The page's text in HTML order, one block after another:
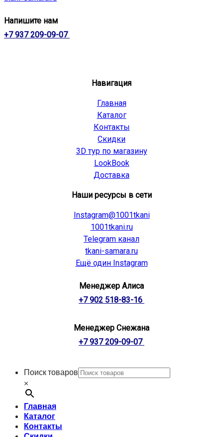
Напишите нам
+7 937 209-09-07
Навигация
Главная
Каталог
Контакты
Скидки
3D тур по магазину
LookBook
Доставка
Наши ресурсы в сети
Instagram@1001tkani
1001tkani.ru
Telegram канал
tkani-samara.ru
Ещё один Instagram
Менеджер Алиса
+7 902 518-83-16
Менеджер Снежана
+7 937 209-09-07
Поиск товаров
×
Главная
Каталог
Контакты